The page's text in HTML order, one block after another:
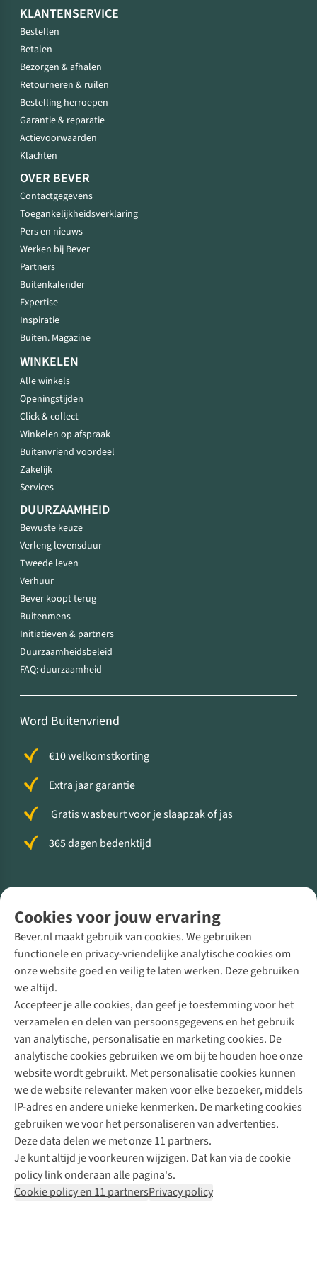
Cookies voor jouw ervaring
Bever.nl maakt gebruik van cookies. We gebruiken
functionele en privacy-vriendelijke analytische cookies om
onze website goed en veilig te laten werken. Deze gebruiken
we altijd.
Accepteer je alle cookies, dan geef je toestemming voor het
verzamelen en delen van persoonsgegevens en het gebruik
van analytische, personalisatie en marketing cookies. De
analytische cookies gebruiken we om bij te houden hoe onze
website wordt gebruikt. Met personalisatie cookies kunnen
we de website relevanter maken voor elke bezoeker, middels
IP-adres en andere unieke kenmerken. De marketing cookies
gebruiken we voor het personaliseren van advertenties.
Deze data delen we met onze 11 partners.
Je kunt altijd je voorkeuren wijzigen. Dat kan via de cookie
policy link onderaan alle pagina's.
Cookie policy en 11 partnersPrivacy policy
KLANTENSERVICE
Bestellen
Betalen
Bezorgen & afhalen
Retourneren & ruilen
Bestelling herroepen
Garantie & reparatie
Actievoorwaarden
Klachten
OVER BEVER
Contactgegevens
Toegankelijkheidsverklaring
Pers en nieuws
Werken bij Bever
Partners
Buitenkalender
Expertise
Inspiratie
Buiten. Magazine
WINKELEN
Alle winkels
Openingstijden
Click & collect
Winkelen op afspraak
Buitenvriend voordeel
Zakelijk
Services
DUURZAAMHEID
Bewuste keuze
Verleng levensduur
Tweede leven
Verhuur
Bever koopt terug
Buitenmens
Initiatieven & partners
Duurzaamheidsbeleid
FAQ: duurzaamheid
Word Buitenvriend
€10 welkomstkorting
Extra jaar garantie
Gratis wasbeurt voor je slaapzak of jas
365 dagen bedenktijd
Direct advies van een Buitenexpert
+31 (0)85 888 50 88
+31 6 12 28 49 80
Contactformulier